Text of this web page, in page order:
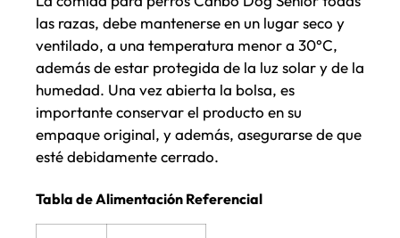
las razas, debe mantenerse en un lugar seco y
ventilado, a una temperatura menor a 30°C,
además de estar protegida de la luz solar y de la
humedad. Una vez abierta la bolsa, es
importante conservar el producto en su
empaque original, y además, asegurarse de que
esté debidamente cerrado.
Tabla de Alimentación Referencial